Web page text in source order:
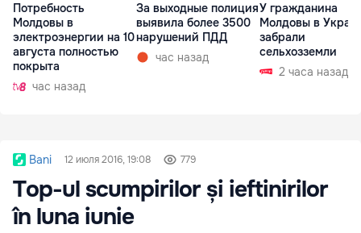
Потребность
Молдовы в
электроэнергии на 10
августа полностью
покрыта
час назад
За выходные полиция
выявила более 3500
нарушений ПДД
час назад
У гражданина
Молдовы в
забрали
сельхозземли
2 часа назад
Bani 12 июля 2016, 19:08 779
Top-ul scumpirilor și ieftinirilor
în luna iunie